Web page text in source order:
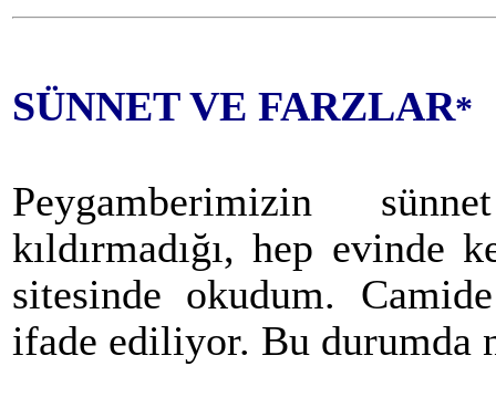
SÜNNET VE FARZLAR*
Peygamberimizin
kıldırmadığı, hep evinde
sitesinde okudum.
ifade ediliyor. Bu durumda